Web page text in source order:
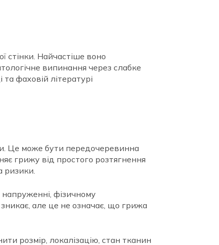
стінки. Найчастіше воно
випинання через слабке
фаховій літературі
Це може бути передочеревинна
грижу від простого розтягнення
ризики.
фізичному
але це не означає, що грижа
розмір, локалізацію, стан тканин